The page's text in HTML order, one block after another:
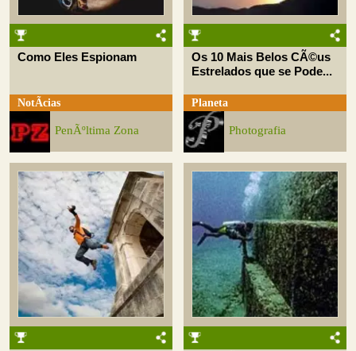
Como Eles Espionam
NotÃ­cias
PenÃºltima Zona
Os 10 Mais Belos CÃ©us
Estrelados que se Pode...
Planeta
Photografia